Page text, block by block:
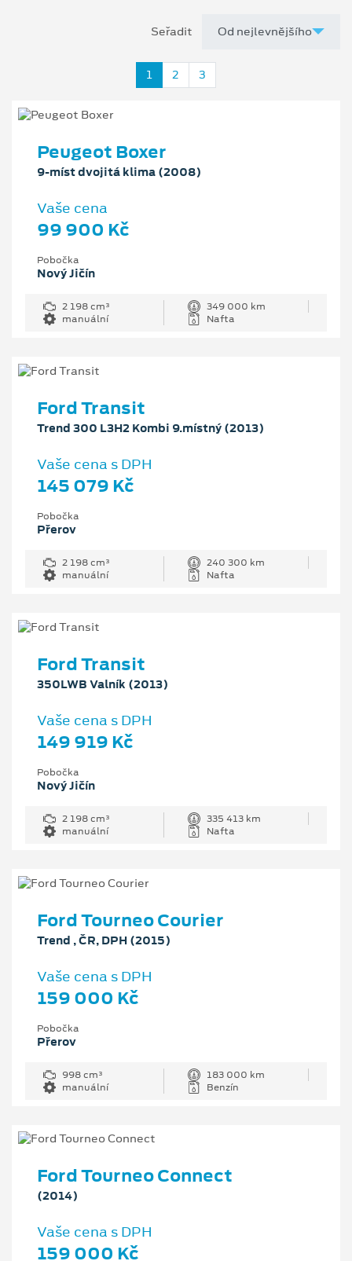
Seřadit
1 2 3
Peugeot Boxer
9-míst dvojitá klima (2008)
Vaše cena
99 900 Kč
Pobočka
Nový Jičín
2 198 cm³
349 000 km
manuální
Nafta
Ford Transit
Trend 300 L3H2 Kombi 9.místný (2013)
Vaše cena s DPH
145 079 Kč
Pobočka
Přerov
2 198 cm³
240 300 km
manuální
Nafta
Ford Transit
350LWB Valník (2013)
Vaše cena s DPH
149 919 Kč
Pobočka
Nový Jičín
2 198 cm³
335 413 km
manuální
Nafta
Ford Tourneo Courier
Trend , ČR, DPH (2015)
Vaše cena s DPH
159 000 Kč
Pobočka
Přerov
998 cm³
183 000 km
manuální
Benzín
Ford Tourneo Connect
(2014)
Vaše cena s DPH
159 000 Kč